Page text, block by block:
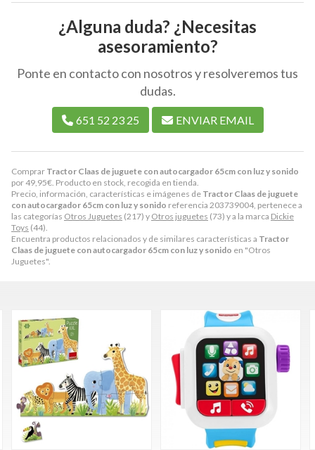
Comprar Tractor Claas de juguete con autocargador 65cm con luz y sonido
por49,95€ . Producto en stock, recogida en tienda.
Precio, información, características e imágenes de Tractor Claas de juguete
con autocargador 65cm con luz y sonido referencia 203739004, pertenece a
las categorías Otros Juguetes (217) y Otros juguetes (73) y a la marca Dickie
Toys (44).
Encuentra productos relacionados y de similares características a Tractor
Claas de juguete con autocargador 65cm con luz y sonido en "Otros
Juguetes".
¿Alguna duda? ¿Necesitas
asesoramiento?
Ponte en contacto con nosotros y resolveremos tus
dudas.
651 52 23 25 ENVIAR EMAIL